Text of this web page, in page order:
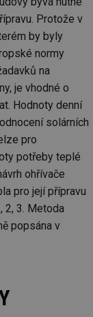
Protože v
by byly
normy
na
je vhodné o
Hodnoty denní
solárních
pro
potřeby teplé
ohřívače
pro její přípravu
2, 3. Metoda
popsána v